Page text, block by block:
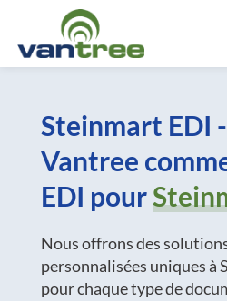
contenu
Steinmart EDI
Vantree
EDI pour
Nous offrons des
personnalisées uniques à
pour chaque type de